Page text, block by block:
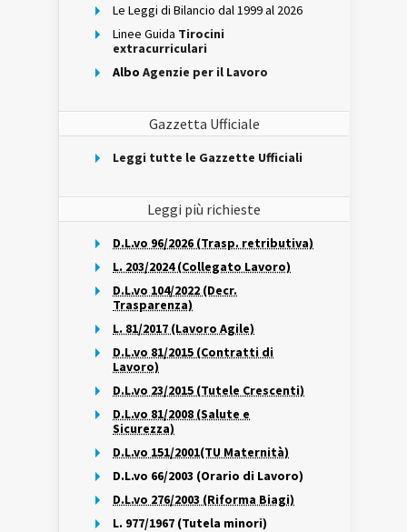
Le Leggi di Bilancio dal 1999 al 2026
Linee Guida Tirocini
extracurriculari
Albo Agenzie per il Lavoro
Gazzetta Ufficiale
Leggi tutte le Gazzette Ufficiali
Leggi più richieste
D.L.vo 96/2026 (Trasp. retributiva)
L. 203/2024 (Collegato Lavoro)
D.L.vo 104/2022 (Decr.
Trasparenza)
L. 81/2017 (Lavoro Agile)
D.L.vo 81/2015 (Contratti di
Lavoro)
D.L.vo 23/2015 (Tutele Crescenti)
D.L.vo 81/2008 (Salute e
Sicurezza)
D.L.vo 151/2001(TU Maternità)
D.L.vo 66/2003 (Orario di Lavoro)
D.L.vo 276/2003 (Riforma Biagi)
L. 977/1967 (Tutela minori)